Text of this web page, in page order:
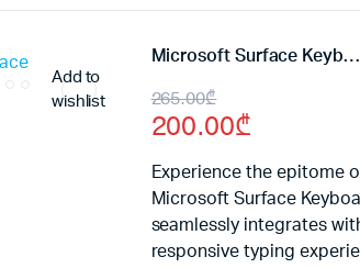
Add to
wishlist
Microsoft Surface Keyboard
265.00₾
Original
price
was:
265.00₾.
200.00₾
Current
price
is:
200.00₾.
Experience the epitome
Microsoft Surface
seamlessly integrates
responsive typing